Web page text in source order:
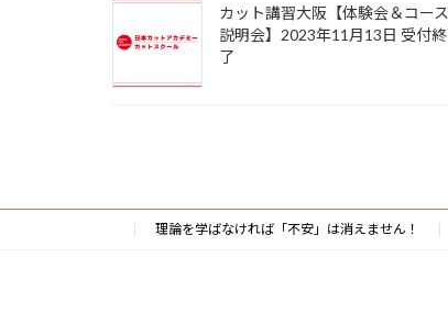
カット講習大阪【体験会＆コース
説明会】2023年11月13日 受付終
了
理論を学ばなければ「不安」は消えません！